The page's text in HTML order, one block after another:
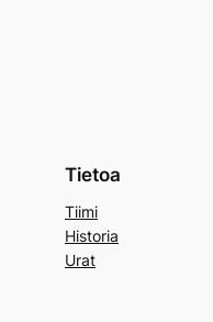
Tietoa
Tiimi
Historia
Urat